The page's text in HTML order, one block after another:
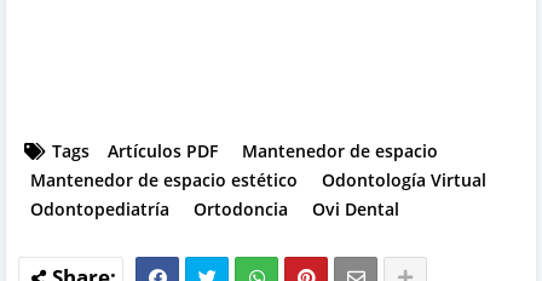
Tags Artículos PDF
Mantenedor de espacio
Mantenedor de espacio estético
Odontología Virtual
Odontopediatría
Ortodoncia Ovi Dental